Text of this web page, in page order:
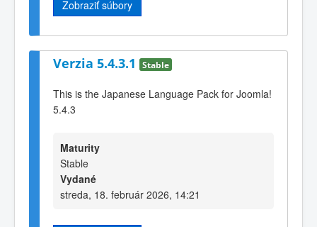
Zobraziť súbory
Verzia 5.4.3.1 Stable
This is the Japanese Language Pack for Joomla!
5.4.3
Maturity
Stable
Vydané
streda, 18. február 2026, 14:21